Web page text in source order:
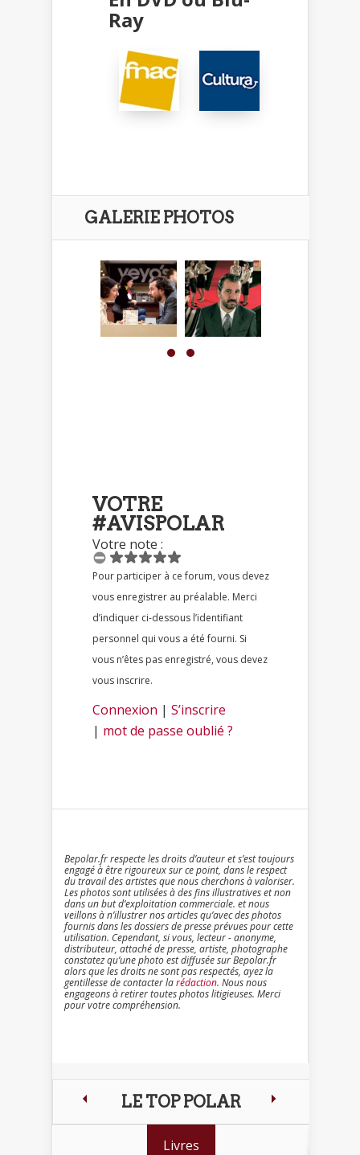
Ray
GALERIE PHOTOS
VOTRE
#AVISPOLAR
Votre note :
Pour participer à ce forum, vous devez
vous enregistrer au préalable. Merci
d’indiquer ci-dessous l’identifiant
personnel qui vous a été fourni. Si
vous n’êtes pas enregistré, vous devez
vous inscrire.
Connexion | S’inscrire
| mot de passe oublié ?
Bepolar.fr respecte les droits d’auteur et s’est toujours
engagé à être rigoureux sur ce point, dans le respect
du travail des artistes que nous cherchons à valoriser.
Les photos sont utilisées à des fins illustratives et non
dans un but d’exploitation commerciale. et nous
veillons à n’illustrer nos articles qu’avec des photos
fournis dans les dossiers de presse prévues pour cette
utilisation. Cependant, si vous, lecteur - anonyme,
distributeur, attaché de presse, artiste, photographe
constatez qu’une photo est diffusée sur Bepolar.fr
alors que les droits ne sont pas respectés, ayez la
gentillesse de contacter larédaction. Nous nous
engageons à retirer toutes photos litigieuses. Merci
pour votre compréhension.
LE TOP POLAR
Livres